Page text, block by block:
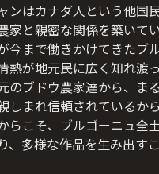
ンはカナダ人という他国
家と親密な関係を築いて
今まで働きかけてきたブ
熱が地元民に広く知れ渡
のブドウ農家達から、ま
しまれ信頼されているか
らこそ、ブルゴーニュ全
、多様な作品を生み出す